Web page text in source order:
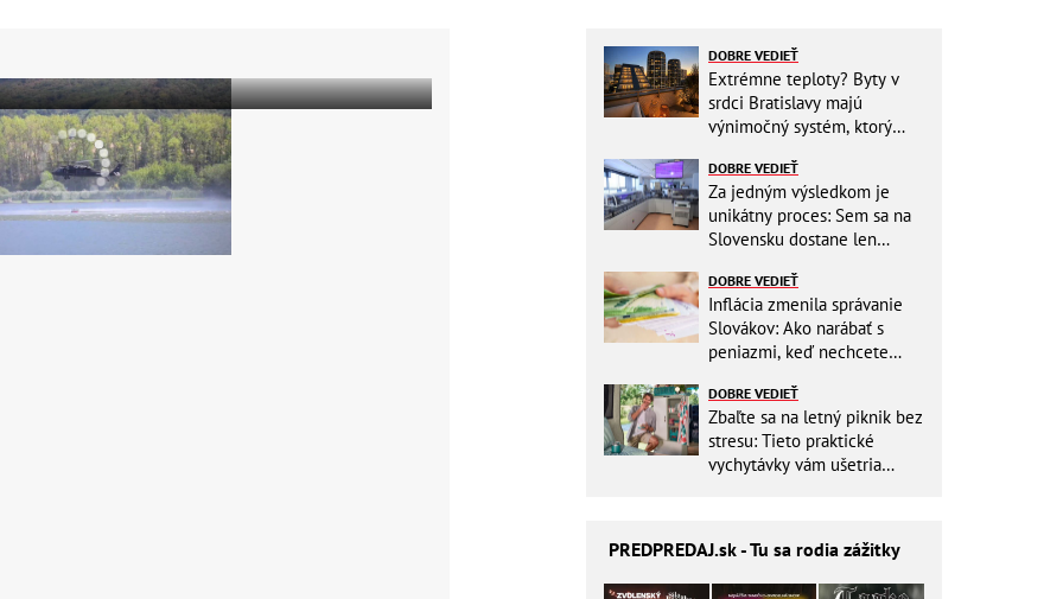
DOBRE VEDIEŤ
Extrémne teploty? Byty v
srdci Bratislavy majú
výnimočný systém, ktorý
DOBRE VEDIEŤ
Za jedným výsledkom je
unikátny proces: Sem sa na
Slovensku dostane len
DOBRE VEDIEŤ
Inflácia zmenila správanie
Slovákov: Ako narábať s
peniazmi, keď nechcete
DOBRE VEDIEŤ
Zbaľte sa na letný piknik bez
stresu: Tieto praktické
vychytávky vám ušetria
PREDPREDAJ.sk - Tu sa rodia zážitky